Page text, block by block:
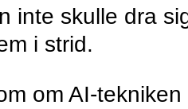
inte skulle dra
i strid.
om AI-tekniken